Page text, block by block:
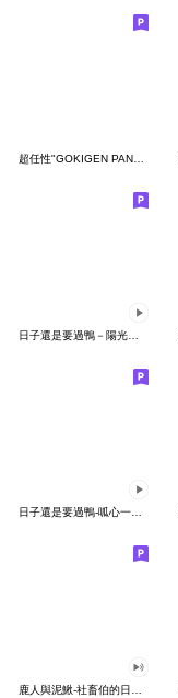
日子還是要過鴨-呱心一下鴨